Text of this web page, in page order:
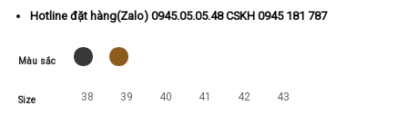
Hotline đặt hàng(Zalo) 0945.05.05.48 CSKH 0945 181 787
Màu sắc
Size 38 39 40 41 42 43